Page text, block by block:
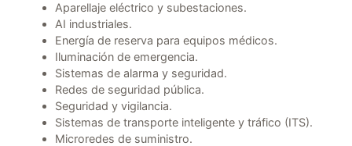
Aparellaje eléctrico y subestaciones.
AI industriales.
Energía de reserva para equipos médicos.
Iluminación de emergencia.
Sistemas de alarma y seguridad.
Redes de seguridad pública.
Seguridad y vigilancia.
Sistemas de transporte inteligente y tráfico (ITS).
Microredes de suministro.